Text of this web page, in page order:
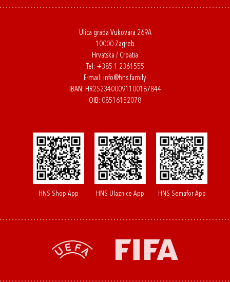
Ulica grada Vukovara 269A
10000 Zagreb
Hrvatska / Croatia
Tel: +385 1 2361555
E-mail: info@hns.family
IBAN: HR2523400091100187844
OIB: 08516152078
HNS Shop App HNS Ulaznice App HNS Semafor App